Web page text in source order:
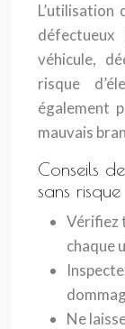
L’utilisation
véhicule,
risque
également
mauvais
Conseils
sans risque
Vérifiez
chaque
Ne